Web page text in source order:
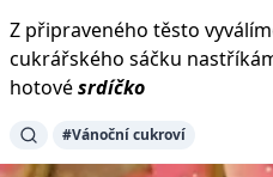
Z připraveného těsto
cukrářského sáčku
hotovésrdíčko
#Vánoční cukroví